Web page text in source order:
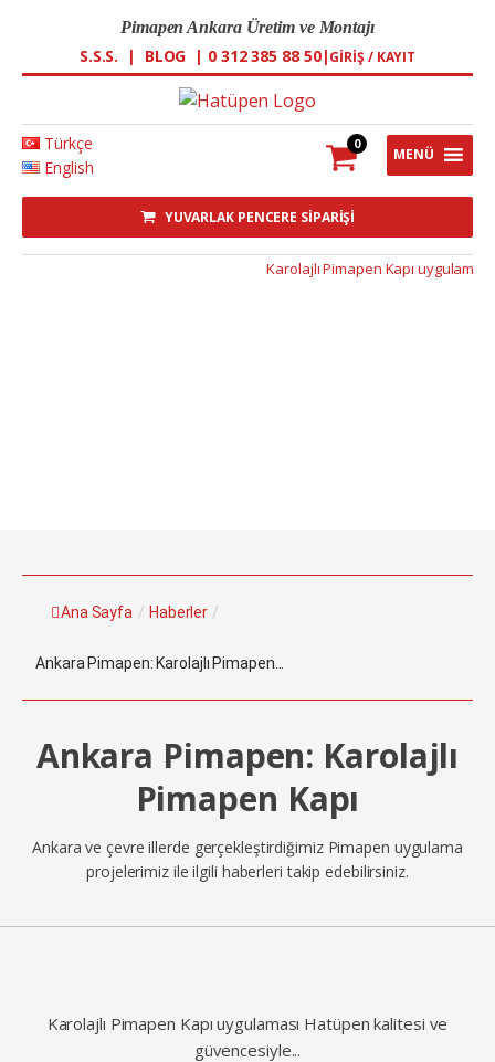
Pimapen Ankara Üretim ve Montajı
S.S.S. | BLOG | 0 312 385 88 50|GIRIŞ / KAYIT
Türkçe
English
0
MENÜ
YUVARLAK PENCERE SİPARİŞİ
Karolajlı Pimapen Kapı
Ana Sayfa / Haberler /
Ankara Pimapen: Karolajlı Pimapen...
Ankara Pimapen: Karolajlı
Pimapen Kapı
Ankara ve çevre illerde gerçekleştirdiğimiz Pimapen uygulama
projelerimiz ile ilgili haberleri takip edebilirsiniz.
Karolajlı Pimapen Kapı uygulaması Hatüpen kalitesi ve
güvencesiyle...